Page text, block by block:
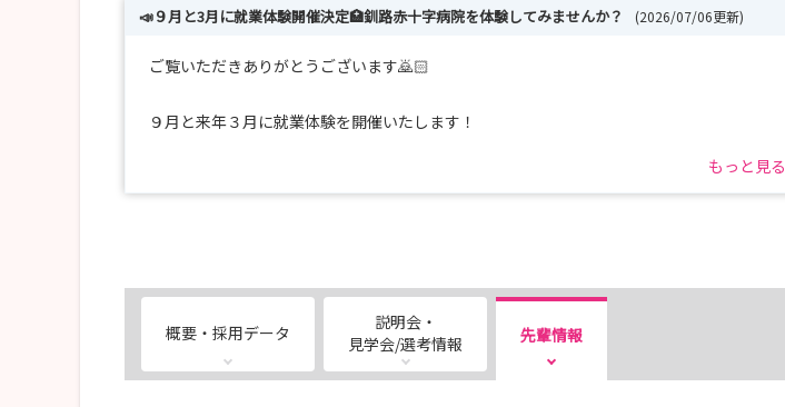
📣９月と3月に就業体験開催決定🏥釧路赤十字病院を体験してみませんか？ (2026/07/06更新)
ご覧いただきありがとうございます🙇🏻
９月と来年３月に就業体験を開催いたします！
28卒向け情報はただいま準備しておりますのでエントリーしてお待ちください😊
【担当より】
みなさんご存知ですか？
もっと見る
概要・採用データ
説明会・
見学会/選考情報
先輩情報